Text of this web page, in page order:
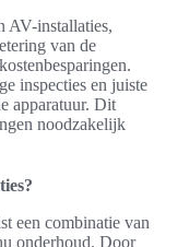
AV-installaties,
van de
inspecties en juiste
apparatuur. Dit
noodzakelijk
een combinatie van
onderhoud. Door